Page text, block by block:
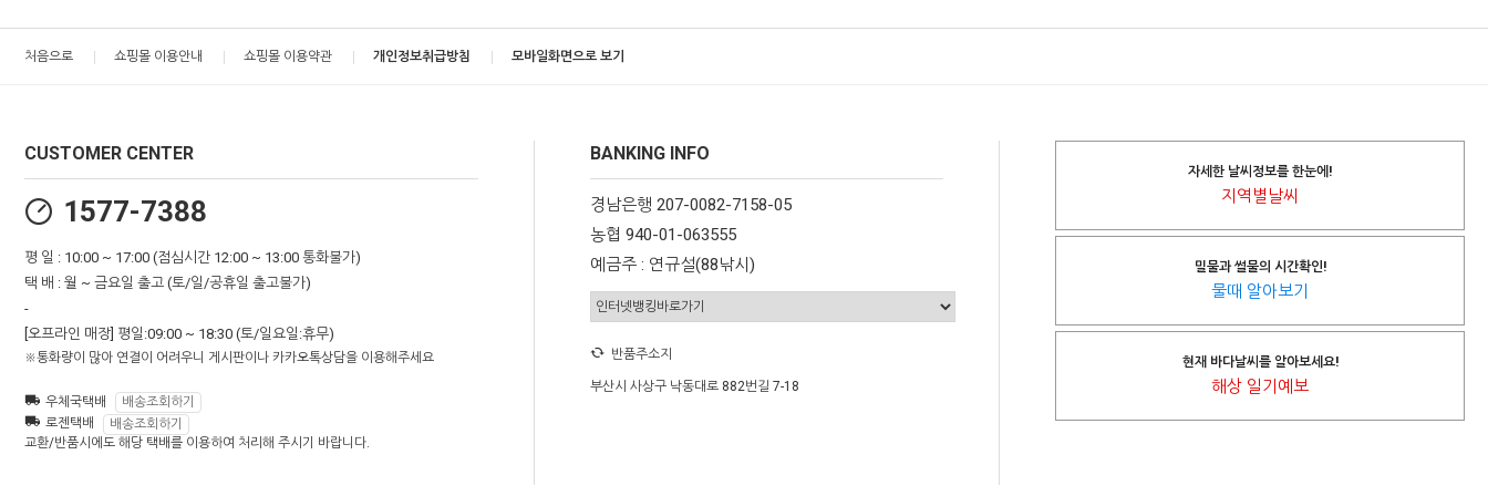
처음으로 쇼핑몰 이용안내 쇼핑몰 이용약관 개인정보취급방침 모바일화면으로 보기
CUSTOMER CENTER
1577-7388
평 일 : 10:00 ~ 17:00 (점심시간 12:00 ~ 13:00 통화불가)
택 배 : 월 ~ 금요일 출고 (토/일/공휴일 출고불가)
-
[오프라인 매장] 평일:09:00 ~ 18:30 (토/일요일:휴무)
※통화량이 많아 연결이 어려우니 게시판이나 카카오톡상담을 이용해주세요
우체국택배
배송조회하기
로젠택배
배송조회하기
교환/반품시에도 해당 택배를 이용하여 처리해 주시기 바랍니다.
BANKING INFO
경남은행 207-0082-7158-05
농협 940-01-063555
예금주 : 연규설(88낚시)
반품주소지
부산시 사상구 낙동대로 882번길 7-18
자세한 날씨정보를 한눈에!
지역별날씨
밀물과 썰물의 시간확인!
물때 알아보기
현재 바다날씨를 알아보세요!
해상 일기예보